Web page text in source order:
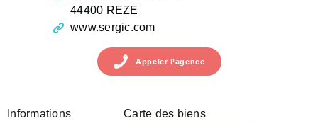
44400 REZE
www.sergic.com
Appeler l’agence
Informations Carte des biens